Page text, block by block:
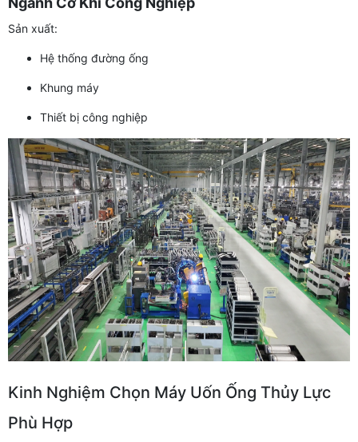
Sản xuất:
Hệ thống đường ống
Khung máy
Thiết bị công nghiệp
Kinh Nghiệm Chọn Máy Uốn Ống Thủy Lực
Phù Hợp